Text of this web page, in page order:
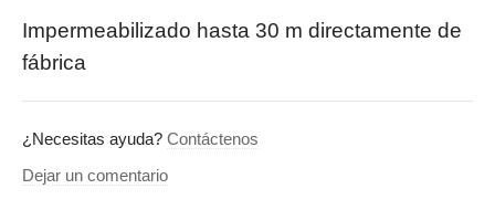
Impermeabilizado hasta 30 m directamente de
fábrica
¿Necesitas ayuda? Contáctenos
Dejar un comentario